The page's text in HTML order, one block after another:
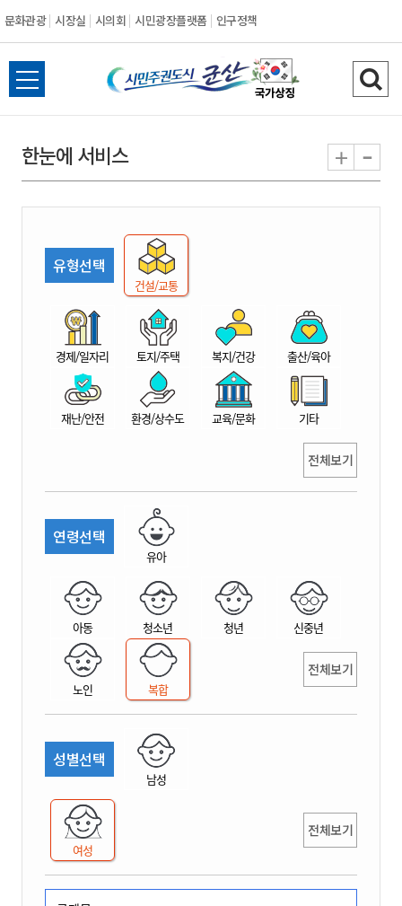
문화관광 시장실 시의회 시민광장플랫폼 인구정책
시
민
권
도
시
산
전
체
뉴
열
검
색
기
한눈에 서비스 + -
유형선택
건설/교통
경제/일자리 토지/주택 복지/건강 출산/육아
재난/안전 환경/상수도 교육/문화 기타
전체보기
연령선택
유아
아동 청소년 청년 신중년
노인 복합
전체보기
성별선택
남성
여성
전체보기